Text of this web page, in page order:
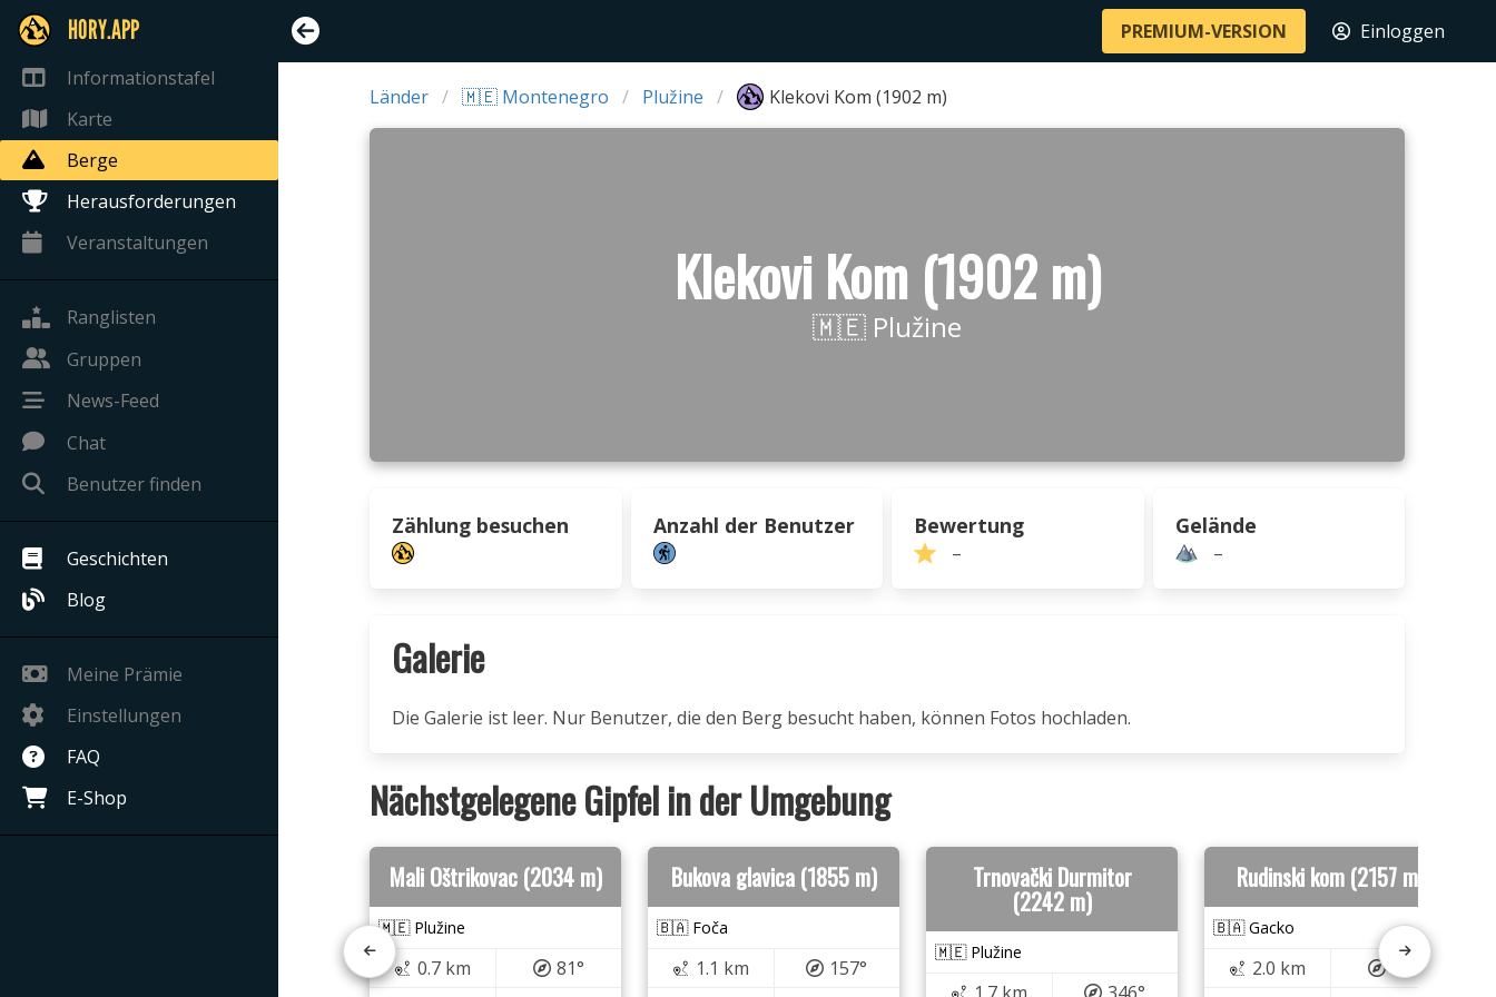
HORY.APP
Informationstafel
Karte
Berge
Herausforderungen
Veranstaltungen
Ranglisten
Gruppen
News-Feed
Chat
Benutzer finden
Geschichten
Blog
Meine Prämie
Einstellungen
FAQ
E-Shop
PREMIUM-VERSION Einloggen
Länder 🇲🇪 Montenegro Plužine Klekovi Kom (1902 m)
Klekovi Kom (1902 m)
🇲🇪 Plužine
Zählung besuchen Anzahl der Benutzer Bewertung
–
Gelände
–
Galerie
Die Galerie ist leer. Nur Benutzer, die den Berg besucht haben, können Fotos hochladen.
Nächstgelegene Gipfel in der Umgebung
Mali Oštrikovac (2034 m)
🇲🇪 Plužine
0.7 km
81°
Bukova glavica (1855 m)
🇧🇦 Foča
1.1 km
157°
Trnovački Durmitor
(2242 m)
🇲🇪 Plužine
Rudinski kom (2157 m)
🇧🇦 Gacko
2.0 km
43°